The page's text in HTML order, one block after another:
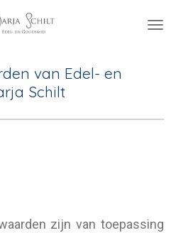
van Edel- en
Schilt
zijn van toepassing